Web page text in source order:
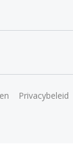
Privacybeleid